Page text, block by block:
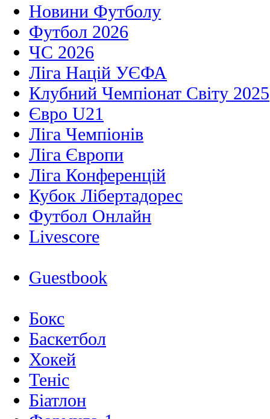
Новини Футболу
Футбол 2026
ЧС 2026
Ліга Націй УЄФА
Клубний Чемпіонат Світу 2025
Євро U21
Ліга Чемпіонів
Ліга Європи
Ліга Конференцій
Кубок Лібертадорес
Футбол Онлайн
Livescore
Guestbook
Бокс
Баскетбол
Хокей
Теніс
Біатлон